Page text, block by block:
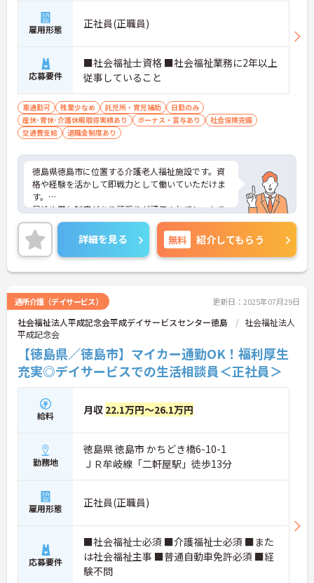
雇用形態 正社員(正職員)
応募要件
■社会福祉士資格 ■社会福祉業務に2年以上
従事していること
車通勤可 残業少なめ 託児所・育児補助
日勤のみ
産休･育休･介護休暇取得実績あり
ボーナス・賞与あり
社会保険完備
交通費支給
退職金制度あり
徳島県徳島市に位置する介護老人福祉施設です。資
格や経験を活かして即戦力として働いていただけま
す。
昇給や賞与制度があり頑張りが評価されてしっかり
と職員に還元されます。
日勤のみで残業は月平均1時間ですので、勤務終了
後の予定も立てやすいです。
ご興味のある方には、面接対策ポイントなど、さら
に詳細をお話しいたしますのでお気軽にご相談くだ
詳細を見る 無料 紹介してもらう
通所介護（デイサービス） 更新日：2025年07月29日
社会福祉法人平成記念会平成デイサービスセンター徳島
社会福祉法人
平成記念会
【徳島県／徳島市】マイカー通勤OK！福利厚生
充実◎デイサービスでの生活相談員＜正社員＞
給料 月収 22.1万円～26.1万円
勤務地
徳島県 徳島市 かちどき橋6-10-1
ＪＲ牟岐線「二軒屋駅」徒歩13分
雇用形態 正社員(正職員)
応募要件
■社会福祉士必須 ■介護福祉士必須 ■また
は社会福祉主事 ■普通自動車免許必須 ■経
験不問